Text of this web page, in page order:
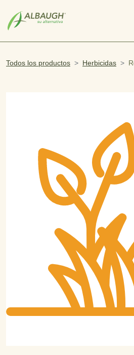
Todos los productos Herbicidas